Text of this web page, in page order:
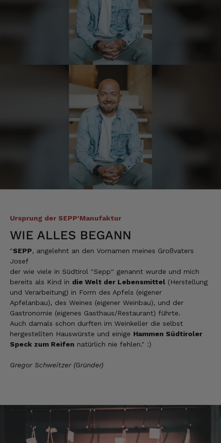
Ursprung der SEPP'Manufaktur
WIE ALLES BEGANN
"SEPP, angelehnt an den Vornamen meines Großvaters
Josef
der wie viele in Südtirol "Sepp" genannt wurde und mich
bereits als Kind in die Welt der Lebensmittel (Herstellung
und Verarbeitung) in Form des Apfels (eigener
Apfelanbau), des Weines (eigener Weinbau), und der
Gastronomie (eigenes Gasthaus/Restaurant) führte.
Auch damals schon durften im Weinkeller die selbst
hergestellten Hauswürste und einige Hammen Südtiroler
Speck zum Reifen natürlich nie fehlen." :)
Gregor Schweitzer (Gründer)
Hans-Jürgen
Verifizierter Kunde
alles super geschmeckt
Verifizierter Kunde
Was ich bisher gegessen habe, war sehr
lecker!
Verifizierter Kunde
der Schinken war fest und kernig
Josef
Lieferung funktioniert gut. Geschmack und
Qualität sehr gut. Ich habe schon vieles
probiert und auch wieder bestellt.
5.8.2026
Norbert
Verifizierter Kunde
nach Deutschland mit GLS unterirdisch. Bitte
Manfred
Verifizierter Kunde